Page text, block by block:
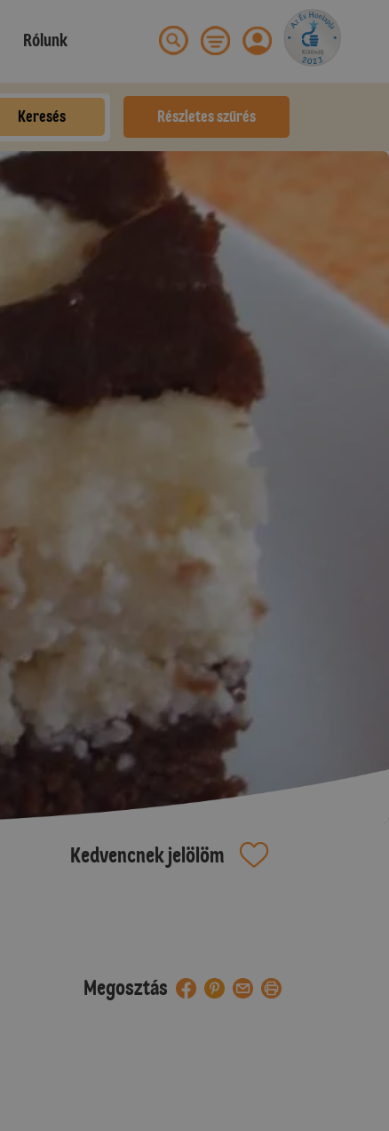
Rólunk
Keresés Részletes szűrés
Kedvencnek jelölöm
Megosztás